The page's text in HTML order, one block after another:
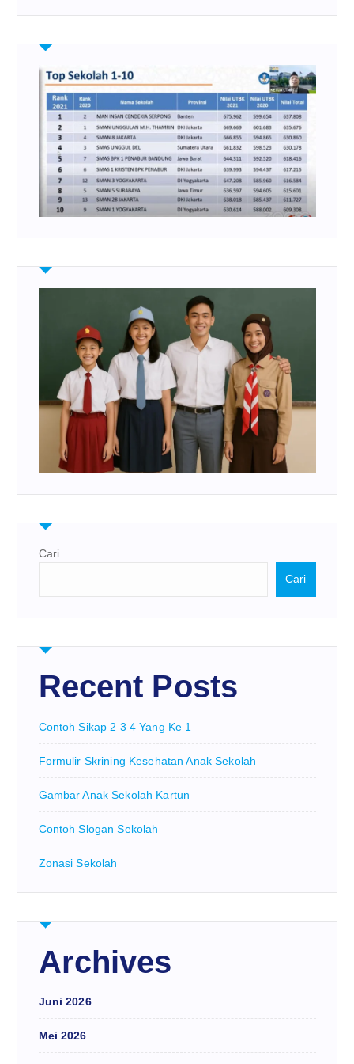
Cari
Cari
Recent Posts
Contoh Sikap 2 3 4 Yang Ke 1
Formulir Skrining Kesehatan Anak Sekolah
Gambar Anak Sekolah Kartun
Contoh Slogan Sekolah
Zonasi Sekolah
Archives
Juni 2026
Mei 2026